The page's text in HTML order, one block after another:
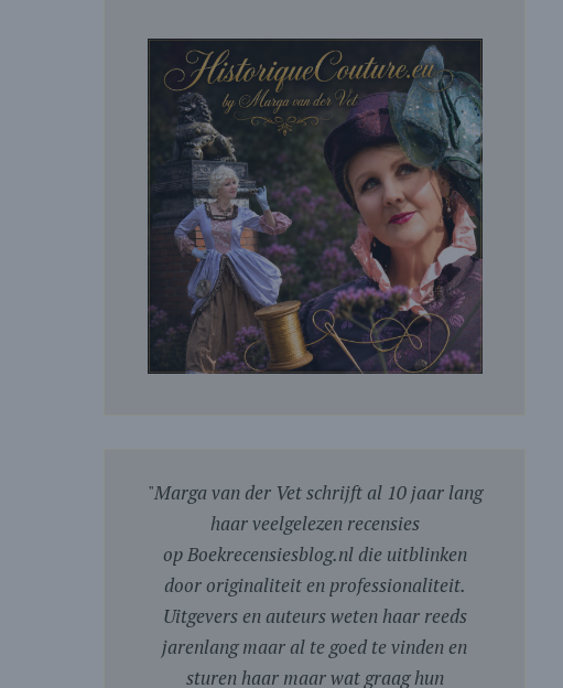
"Marga van der Vet schrijft al 10 jaar lang
haar veelgelezen recensies
op Boekrecensiesblog.nl die uitblinken
door originaliteit en professionaliteit.
Uitgevers en auteurs weten haar reeds
jarenlang maar al te goed te vinden en
sturen haar maar wat graag hun